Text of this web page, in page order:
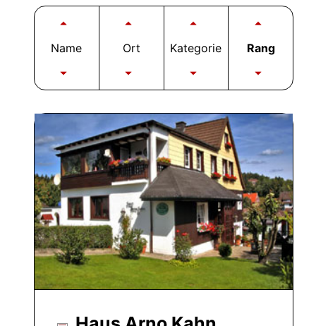
Name Ort Kategorie Rang